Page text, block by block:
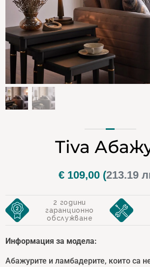
Tiva
€ 109,00 (213.19
2 години
гаранционно
обслужване
Информация за модела:
Абажурите и ламбадерите, които са